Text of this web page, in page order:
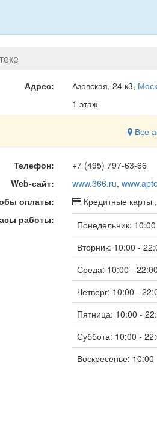
Адрес: Азовская, 24 к3,
1 этаж
Все
Телефон:
+7 (495) 797-63-66
Web-сайт:
www.366.ru,
оплаты:
Кредитные карты ,
работы:
Понедельник:
Вторник: 10:00 -
Среда: 10:00 - 22:00
Четверг: 10:00 -
Пятница: 10:00 -
Суббота: 10:00 -
Воскресенье: 10:00